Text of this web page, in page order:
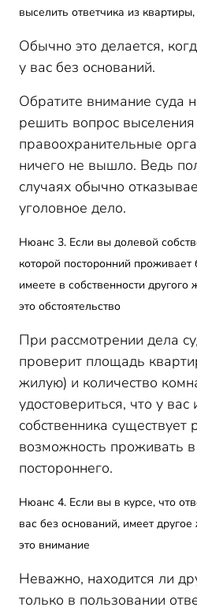
выселить ответчика из
Обычно это делается,
у вас без оснований.
Обратите внимание суда
решить вопрос
правоохранительные
ничего не вышло. Ведь
случаях обычно
уголовное дело.
Нюанс 3. Если вы долевой
которой посторонний проживает
имеете в собственности
это обстоятельство
При рассмотрении дела
проверит площадь
жилую) и количество
удостовериться, что у
собственника существует
возможность проживать
постороннего.
Нюанс 4. Если вы в курсе, что
вас без оснований, имеет
это внимание
Неважно, находится ли
только в пользовании